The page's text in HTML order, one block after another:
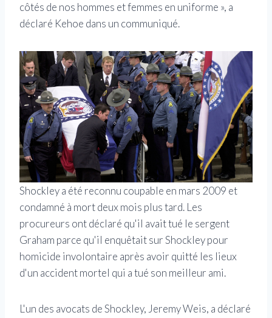
côtés de nos hommes et femmes en uniforme », a
déclaré Kehoe dans un communiqué.
Shockley a été reconnu coupable en mars 2009 et
condamné à mort deux mois plus tard. Les
procureurs ont déclaré qu'il avait tué le sergent
Graham parce qu'il enquêtait sur Shockley pour
homicide involontaire après avoir quitté les lieux
d'un accident mortel qui a tué son meilleur ami.
L'un des avocats de Shockley, Jeremy Weis, a déclaré